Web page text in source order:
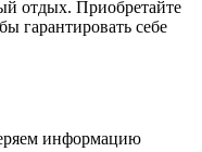
отдых. Приобретайте
гарантировать себе
информацию